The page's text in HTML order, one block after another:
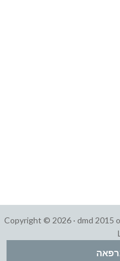
Copyright © 2026 · dmd 2015